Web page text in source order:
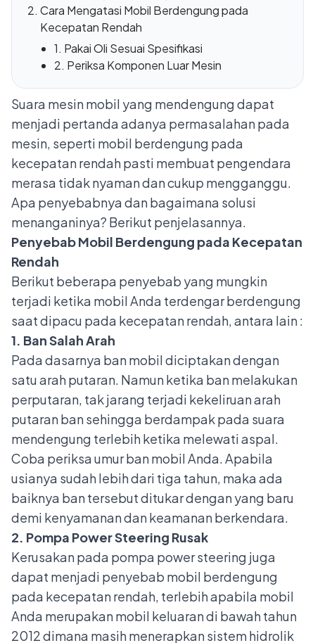
Cara Mengatasi Mobil Berdengung pada
Kecepatan Rendah
1. Pakai Oli Sesuai Spesifikasi
2. Periksa Komponen Luar Mesin
Suara mesin mobil yang mendengung dapat
menjadi pertanda adanya permasalahan pada
mesin, seperti mobil berdengung pada
kecepatan rendah pasti membuat pengendara
merasa tidak nyaman dan cukup mengganggu.
Apa penyebabnya dan bagaimana solusi
menanganinya? Berikut penjelasannya.
Penyebab Mobil Berdengung pada Kecepatan
Rendah
Berikut beberapa penyebab yang mungkin
terjadi ketika mobil Anda terdengar berdengung
saat dipacu pada kecepatan rendah, antara lain :
1. Ban Salah Arah
Pada dasarnya ban mobil diciptakan dengan
satu arah putaran. Namun ketika ban melakukan
perputaran, tak jarang terjadi kekeliruan arah
putaran ban sehingga berdampak pada suara
mendengung terlebih ketika melewati aspal.
Coba periksaumur ban mobilAnda. Apabila
usianya sudah lebih dari tiga tahun, maka ada
baiknya ban tersebut ditukar dengan yang baru
demi kenyamanan dan keamanan berkendara.
2. Pompa Power Steering Rusak
Kerusakan pada pompa power steering juga
dapat menjadi penyebab mobil berdengung
pada kecepatan rendah, terlebih apabila mobil
Anda merupakan mobil keluaran di bawah tahun
2012 dimana masih menerapkan sistem hidrolik